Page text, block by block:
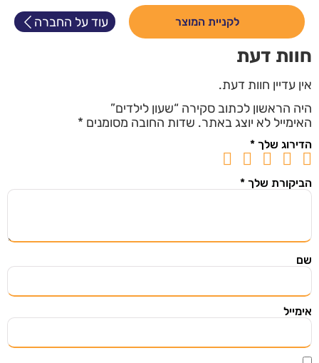
לקניית המוצר עוד על החברה
חוות דעת
אין עדיין חוות דעת.
היה הראשון לכתוב סקירה “שעון לילדים”
האימייל לא יוצג באתר. שדות החובה מסומנים *
הדירוג שלך *
הביקורת שלך *
שם
אימייל